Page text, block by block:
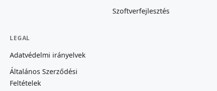
Szoftverfejlesztés
LEGAL
Adatvédelmi irányelvek
Általános Szerződési
Feltételek